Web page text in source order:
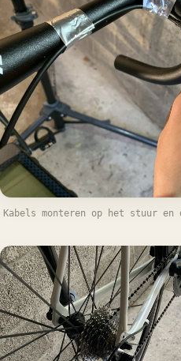
Kabels monteren op het stuur en